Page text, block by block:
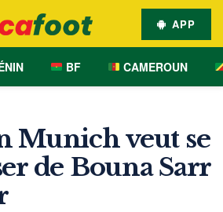
APP
BF CAMEROUN
Munich veut se
de Bouna Sarr